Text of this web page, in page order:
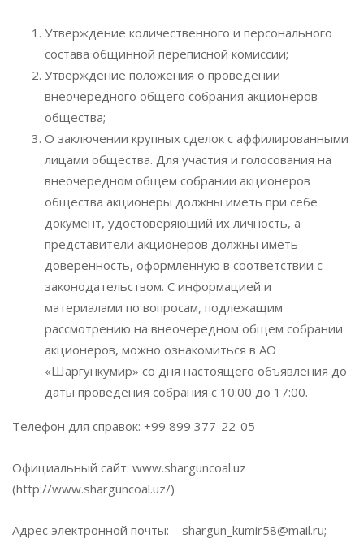
Утверждение количественного и персонального
состава общинной переписной комиссии;
Утверждение положения о проведении
внеочередного общего собрания акционеров
общества;
О заключении крупных сделок с аффилированными
лицами общества. Для участия и голосования на
внеочередном общем собрании акционеров
общества акционеры должны иметь при себе
документ, удостоверяющий их личность, а
представители акционеров должны иметь
доверенность, оформленную в соответствии с
законодательством. С информацией и
материалами по вопросам, подлежащим
рассмотрению на внеочередном общем собрании
акционеров, можно ознакомиться в АО
«Шаргункумир» со дня настоящего объявления до
даты проведения собрания с 10:00 до 17:00.
Телефон для справок: +99 899 377-22-05
Официальный сайт: www.sharguncoal.uz
(http://www.sharguncoal.uz/)
Адрес электронной почты: – shargun_kumir58@mail.ru;